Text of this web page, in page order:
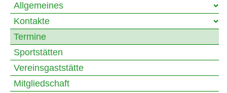
Allgemeines
Kontakte
Termine
Sportstätten
Vereinsgaststätte
Mitgliedschaft